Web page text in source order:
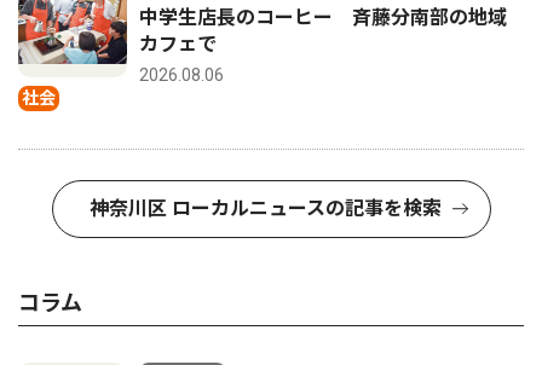
社会
中学生店長のコーヒー 斉藤分南部の地域
カフェで
2026.08.06
神奈川区 ローカルニュースの記事を検索
コラム